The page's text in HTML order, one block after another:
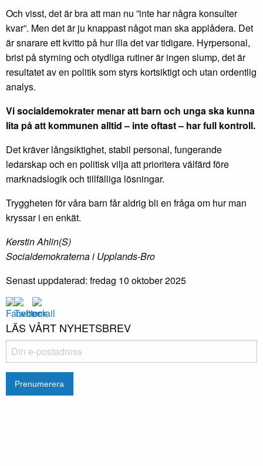
Och visst, det är bra att man nu ”inte har några konsulter
kvar”. Men det är ju knappast något man ska applådera. Det
är snarare ett kvitto på hur illa det var tidigare. Hyrpersonal,
brist på styrning och otydliga rutiner är ingen slump, det är
resultatet av en politik som styrs kortsiktigt och utan ordentlig
analys.
Vi socialdemokrater menar att barn och unga ska kunna
lita på att kommunen alltid – inte oftast – har full kontroll.
Det kräver långsiktighet, stabil personal, fungerande
ledarskap och en politisk vilja att prioritera välfärd före
marknadslogik och tillfälliga lösningar.
Tryggheten för våra barn får aldrig bli en fråga om hur man
kryssar i en enkät.
Kerstin Ahlin(S)
Socialdemokraterna i Upplands-Bro
Senast uppdaterad: fredag 10 oktober 2025
LÄS VÅRT NYHETSBREV